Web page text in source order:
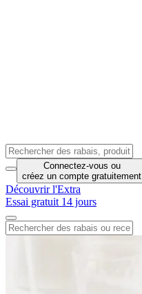
Connectez-vous ou
créez un compte gratuitement
Découvrir l'Extra
Essai gratuit 14 jours